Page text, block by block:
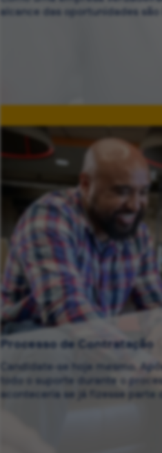
alcance das oportunidades são
Processo de Contratação
Candidate-se hoje mesmo.
todo o suporte durante o
aconteceria se já fizesse parte